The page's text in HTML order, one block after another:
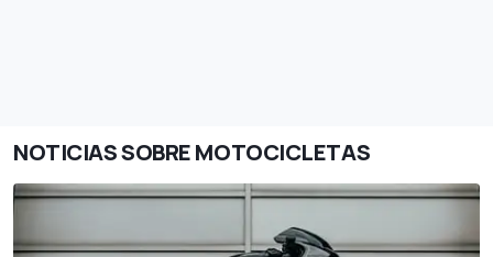
NOTICIAS SOBRE MOTOCICLETAS